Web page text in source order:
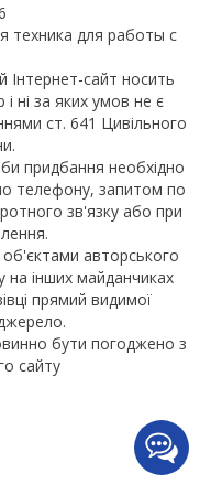
техника для работы с
сайт носить
ні за яких умов не є
ст. 641 Цивільного
придбання необхідно
телефону, запитом по
зв'язку або при
об'єктами авторського
на інших майданчиках
прямий видимої
бути погоджено з
сайту